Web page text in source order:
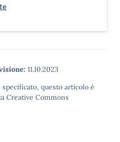
11.10.2023
questo articolo è
Creative Commons